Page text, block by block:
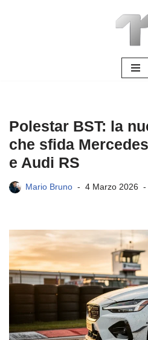
Polestar BST: la
che sfida
e Audi RS
Mario Bruno 4 Marzo 2026